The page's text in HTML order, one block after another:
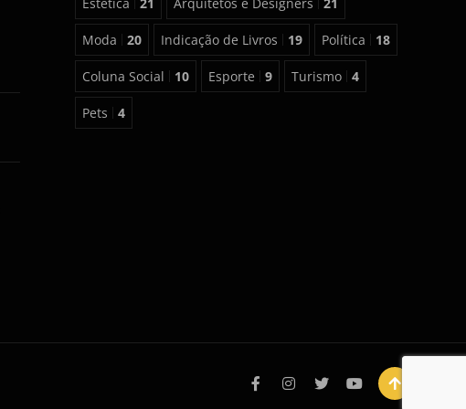
Moda 20 Indicação de Livros 19 Política 18
Coluna Social 10 Esporte 9 Turismo 4
Pets 4